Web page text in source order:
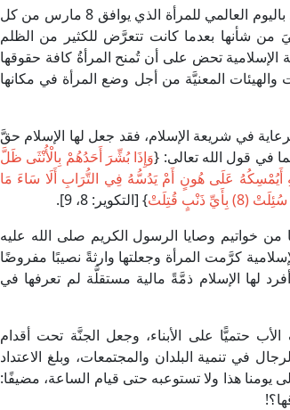
وقال مفتي الجمهورية في كلمته، اليوم الثلاثاء، بمناسبة الاحتفال باليوم العالمي للمرأة الذي يوافق 8 مارس من كل
من شأنها بعدما كانت تتعرَّض للكثير من الظلم
الإسلامية تحض على أن تُمنح المرأةُ كافة حقوقها
المعنيَّة من أجل وضع المرأة في مكانها
في شريعة الإسلام، فقد جعل لها الإسلام حقَّ
في قول الله تعالى: {وَإِذَا بُشِّرَ أَحَدُهُمْ بِالْأُنْثَى ظَلَّ
عَلَى هُونٍ أَمْ يَدُسُّهُ فِي التُّرَابِ أَلَا سَاءَ مَا
ذَنْبٍ قُتِلَتْ
} [التكوير: 8، 9].
من خواتيم وصايا الرسول الكريم صلى الله عليه
كرَّمت المرأة وجعلتها وارثةً نصيبًا مفروضًا
لها الإسلام ذمَّةً مالية مستقلَّة لم تعرفها في
حتميًّا على الأبناء، وجعل الجنَّة تحت أقدام
في تنمية البلدان والمجتمعات، وبلغ الاعتداد
يومنا هذا ولا تستوعبه حتى قيام الساعة، مضيفًا: